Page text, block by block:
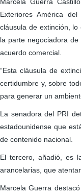
Exteriores América
cláusula de extinción,
la parte negociadora
acuerdo comercial.
“Esta cláusula de
certidumbre y, sobre
para generar un
La senadora del PRI
estadounidense que
de contenido nacional.
El tercero, añadió, es
arancelarias, que
Marcela Guerra